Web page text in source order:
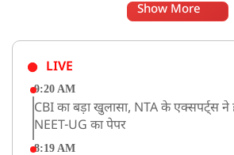
Show More
LIVE
9:20 AM
CBI का बड़ा खुलासा, NTA के एक्सपर्ट्स ने
NEET-UG का पेपर
8:19 AM